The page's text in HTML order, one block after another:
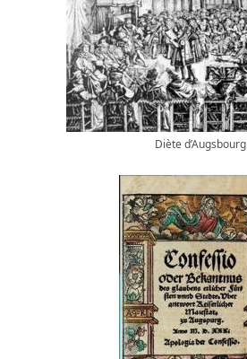
Diète d’Augsbourg